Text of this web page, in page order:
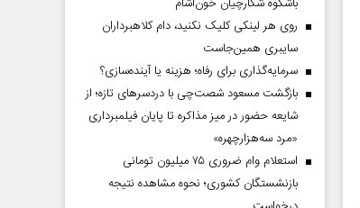
روی هر لینکی کلیک نکنید، دام کلاهبرداران
سایبری همین‌جاست
سرمایه‌گذاری برای رفاه؛ هزینه یا آینده‌سازی؟
بازگشت مسعود شصت‌چی با دردسر‌های تازه؛ از
شایعه حضور در میز مذاکره تا پایان فیلمبرداری
«مرد سه‌هزارچهره»
استعلام وام ضروری ۷۵ میلیون تومانی
بازنشستگان کشوری؛ نحوه مشاهده نتیجه